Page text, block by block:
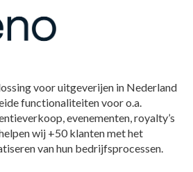
voor uitgeverijen in Nederland
functionaliteiten voor o.a.
evenementen, royalty’s
wij +50 klanten met het
van hun bedrijfsprocessen.